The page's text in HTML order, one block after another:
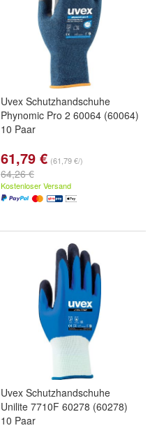
Uvex Schutzhandschuhe
Phynomic Pro 2 60064 (60064)
10 Paar
61,79 € (61,79 €/)
64,26 €
Kostenloser Versand
Uvex Schutzhandschuhe
Unilite 7710F 60278 (60278)
10 Paar